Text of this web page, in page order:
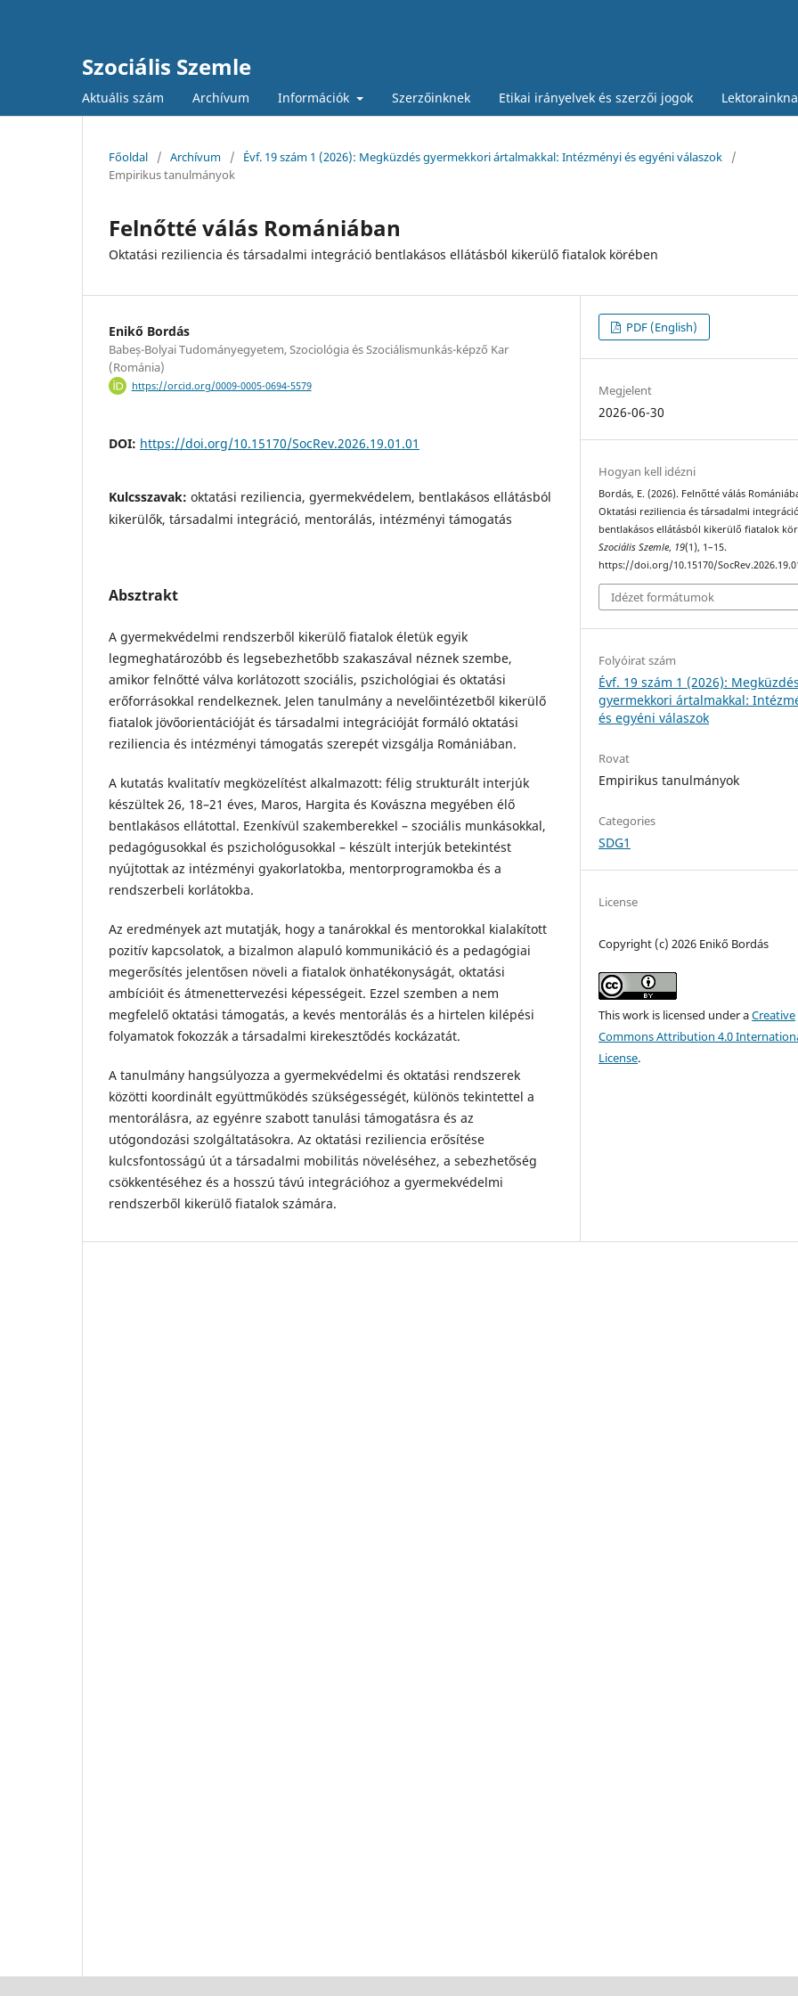
Szociális Szemle
Aktuális szám Archívum Információk Szerzőinknek Etikai irányelvek és szerzői jogok
Főoldal / Archívum / Évf. 19 szám 1 (2026): Megküzdés gyermekkori ártalmakkal: Intézményi és egyéni válaszok
/
Empirikus tanulmányok
Felnőtté válás Romániában
Oktatási reziliencia és társadalmi integráció bentlakásos ellátásból kikerülő fiatalok körében
Enikő Bordás
Babeș-Bolyai Tudományegyetem, Szociológia és Szociálismunkás-képző Kar
(Románia)
https://orcid.org/0009-0005-0694-5579
DOI: https://doi.org/10.15170/SocRev.2026.19.01.01
Kulcsszavak: oktatási reziliencia, gyermekvédelem, bentlakásos ellátásból
kikerülők, társadalmi integráció, mentorálás, intézményi támogatás
Absztrakt
A gyermekvédelmi rendszerből kikerülő fiatalok életük egyik
legmeghatározóbb és legsebezhetőbb szakaszával néznek szembe,
amikor felnőtté válva korlátozott szociális, pszichológiai és oktatási
erőforrásokkal rendelkeznek. Jelen tanulmány a nevelőintézetből kikerülő
fiatalok jövőorientációját és társadalmi integrációját formáló oktatási
reziliencia és intézményi támogatás szerepét vizsgálja Romániában.
A kutatás kvalitatív megközelítést alkalmazott: félig strukturált interjúk
készültek 26, 18–21 éves, Maros, Hargita és Kovászna megyében élő
bentlakásos ellátottal. Ezenkívül szakemberekkel – szociális munkásokkal,
pedagógusokkal és pszichológusokkal – készült interjúk betekintést
nyújtottak az intézményi gyakorlatokba, mentorprogramokba és a
rendszerbeli korlátokba.
Az eredmények azt mutatják, hogy a tanárokkal és mentorokkal kialakított
pozitív kapcsolatok, a bizalmon alapuló kommunikáció és a pedagógiai
megerősítés jelentősen növeli a fiatalok önhatékonyságát, oktatási
ambícióit és átmenettervezési képességeit. Ezzel szemben a nem
megfelelő oktatási támogatás, a kevés mentorálás és a hirtelen kilépési
folyamatok fokozzák a társadalmi kirekesztődés kockázatát.
A tanulmány hangsúlyozza a gyermekvédelmi és oktatási rendszerek
közötti koordinált együttműködés szükségességét, különös tekintettel a
mentorálásra, az egyénre szabott tanulási támogatásra és az
utógondozási szolgáltatásokra. Az oktatási reziliencia erősítése
kulcsfontosságú út a társadalmi mobilitás növeléséhez, a sebezhetőség
csökkentéséhez és a hosszú távú integrációhoz a gyermekvédelmi
rendszerből kikerülő fiatalok számára.
PDF (English)
Megjelent
2026-06-30
Hogyan kell idézni
Bordás, E. (2026). Felnőtté válás
Oktatási reziliencia és társadalmi
bentlakásos ellátásból kikerülő fiatalok
Szociális Szemle, 19(1), 1–15.
https://doi.org/10.15170/
Idézet formátumok
Folyóirat szám
Évf. 19 szám 1 (2026):
gyermekkori ártalmakkal:
és egyéni válaszok
Rovat
Empirikus tanulmányok
Categories
SDG1
License
Copyright (c) 2026 Enikő Bordás
This work is licensed under aCreative
Commons Attribution 4.0
License.